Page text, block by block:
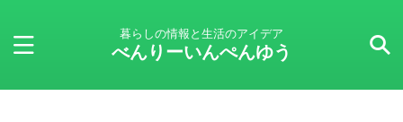
暮らしの情報と生活のアイデア
べんりーいんぺんゆう